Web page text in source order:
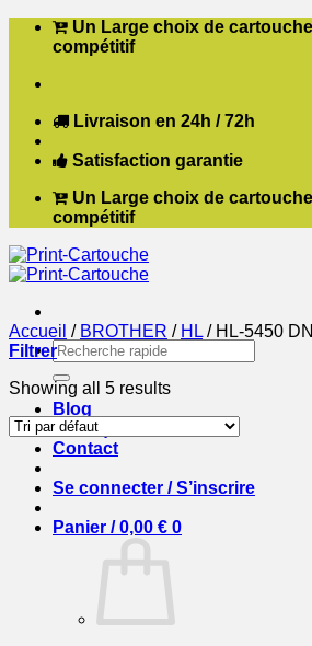
Passer Un Large choix de
compétitif
Livraison en 24h / 72h
Satisfaction garantie
Un Large choix de
compétitif
Recherche
pour :
Blog
Boutique
Contact
Se connecter / S’inscrire
Panier /0,00 € 0
Accueil / BROTHER / HL /HL-5450
Filtrer
Showing all 5 results